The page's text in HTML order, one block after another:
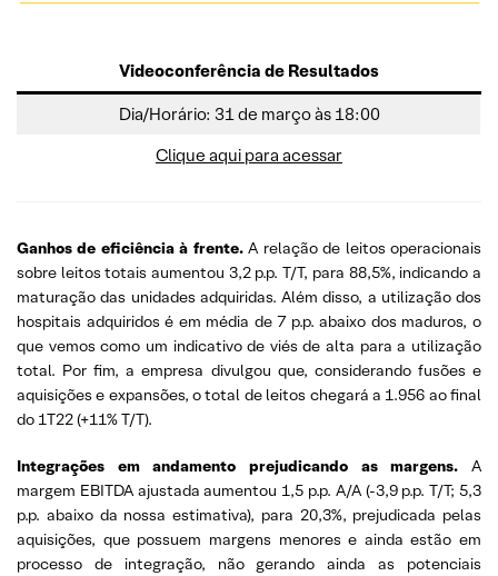
Videoconferência de Resultados
Dia/Horário: 31 de março às 18:00
Clique aqui para acessar
Ganhos de eficiência à frente.A relação de leitos operacionais
sobre leitos totais aumentou 3,2 p.p. T/T, para 88,5%, indicando a
maturação das unidades adquiridas. Além disso, a utilização dos
hospitais adquiridos é em média de 7 p.p. abaixo dos maduros, o
que vemos como um indicativo de viés de alta para a utilização
total. Por fim, a empresa divulgou que, considerando fusões e
aquisições e expansões, o total de leitos chegará a 1.956 ao final
do 1T22 (+11% T/T).
Integrações em andamento prejudicando as margens. A
margem EBITDA ajustada aumentou 1,5 p.p. A/A (-3,9 p.p. T/T; 5,3
p.p. abaixo da nossa estimativa), para 20,3%, prejudicada pelas
aquisições, que possuem margens menores e ainda estão em
processo de integração, não gerando ainda as potenciais